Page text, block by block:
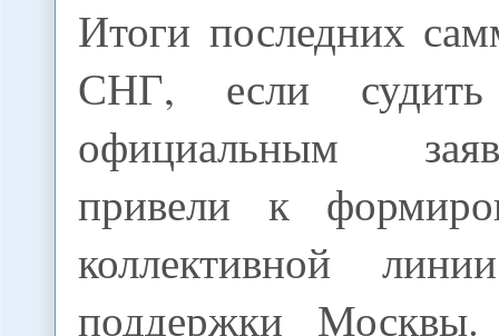
Итоги последних
СНГ, если
официальным
привели к
коллективной
поддержки Москвы.